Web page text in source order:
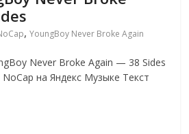
,YoungBoy Never Broke Again
Never Broke Again — 38 Sides
на Яндекс Музыке Текст